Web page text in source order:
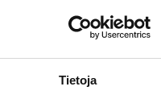
Tietoja
hänestä on Ylen gallupin
uutinen –
maksaa siitä